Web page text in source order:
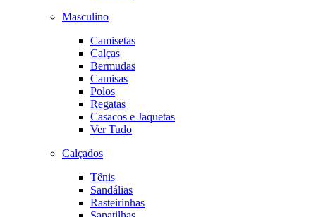
Masculino
Camisetas
Calças
Bermudas
Camisas
Polos
Regatas
Casacos e Jaquetas
Ver Tudo
Calçados
Tênis
Sandálias
Rasteirinhas